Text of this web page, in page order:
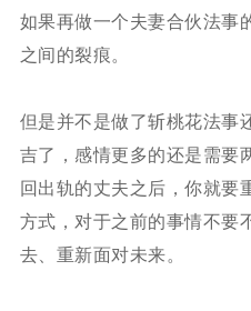
如果再做一个夫妻合伙法事
之间的裂痕。
但是并不是做了斩桃花法事
吉了，感情更多的还是需要
回出轨的丈夫之后，你就要
方式，对于之前的事情不要
去、重新面对未来。